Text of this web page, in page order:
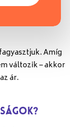
Amíg
változik – akkor
ár.